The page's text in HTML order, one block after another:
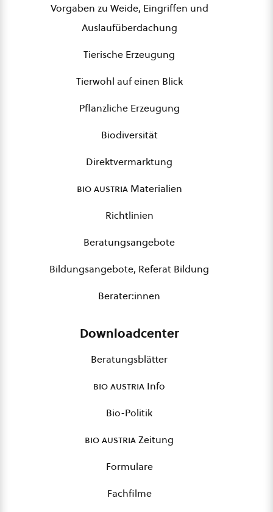
Vorgaben zu Weide, Eingriffen und
Auslaufüberdachung
Tierische Erzeugung
Tierwohl auf einen Blick
Pflanzliche Erzeugung
Biodiversität
Direktvermarktung
bio austriaMaterialien
Richtlinien
Beratungsangebote
Bildungsangebote, Referat Bildung
Berater:innen
Downloadcenter
Beratungsblätter
bio austria Info
Bio-Politik
bio austriaZeitung
Formulare
Fachfilme